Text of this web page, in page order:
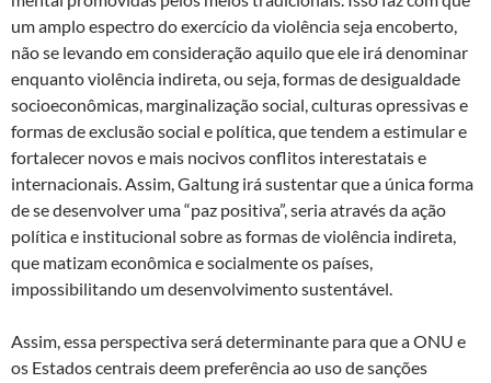
um amplo espectro do exercício da violência seja encoberto,
não se levando em consideração aquilo que ele irá denominar
enquanto violência indireta, ou seja, formas de desigualdade
socioeconômicas, marginalização social, culturas opressivas e
formas de exclusão social e política, que tendem a estimular e
fortalecer novos e mais nocivos conflitos interestatais e
internacionais. Assim, Galtung irá sustentar que a única forma
de se desenvolver uma “paz positiva”, seria através da ação
política e institucional sobre as formas de violência indireta,
que matizam econômica e socialmente os países,
impossibilitando um desenvolvimento sustentável.
Assim, essa perspectiva será determinante para que a ONU e
os Estados centrais deem preferência ao uso de sanções